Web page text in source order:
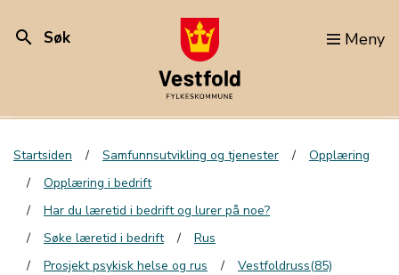
search Søk Meny
Startsiden Samfunnsutvikling og tjenester
Opplæring
Opplæring i bedrift
Har du læretid i bedrift og lurer på noe?
Søke læretid i bedrift
Rus
Prosjekt psykisk helse og rus
Vestfoldruss(85)